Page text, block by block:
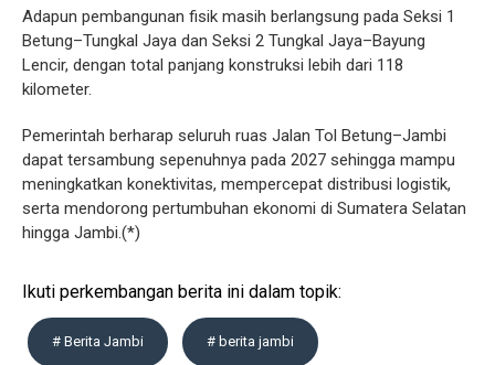
Adapun pembangunan fisik masih berlangsung pada Seksi 1
Betung–Tungkal Jaya dan Seksi 2 Tungkal Jaya–Bayung
Lencir, dengan total panjang konstruksi lebih dari 118
kilometer.
Pemerintah berharap seluruh ruas Jalan Tol Betung–Jambi
dapat tersambung sepenuhnya pada 2027 sehingga mampu
meningkatkan konektivitas, mempercepat distribusi logistik,
serta mendorong pertumbuhan ekonomi di Sumatera Selatan
hingga Jambi.(*)
Ikuti perkembangan berita ini dalam topik:
# Berita Jambi # berita jambi